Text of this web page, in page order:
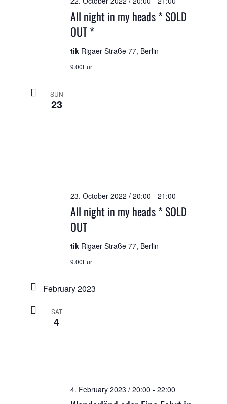
All night in my heads * SOLD
OUT *
tik Rigaer Straße 77, Berlin
9.00Eur
SUN
23
All night in my heads * SOLD
OUT
23. October 2022 / 20:00 - 21:00
tik Rigaer Straße 77, Berlin
9.00Eur
February 2023
SAT
4
4. February 2023 / 20:00 - 22:00